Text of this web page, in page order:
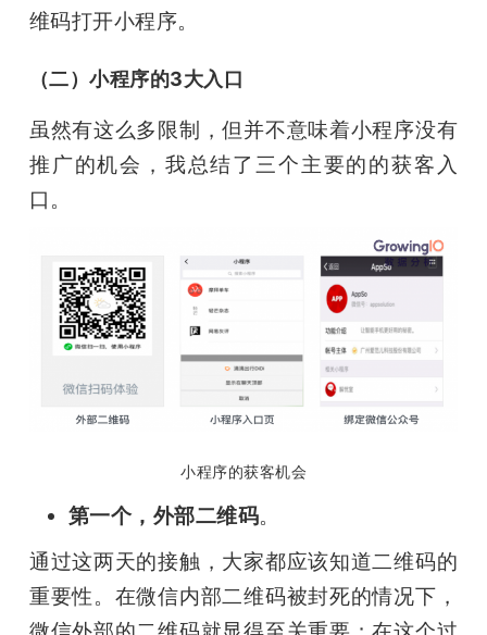
维码打开小程序。
（二）小程序的3大入口
虽然有这么多限制，但并不意味着小程序没有
推广的机会，我总结了三个主要的的获客入
口。
小程序的获客机会
第一个，外部二维码。
通过这两天的接触，大家都应该知道二维码的
重要性。在微信内部二维码被封死的情况下，